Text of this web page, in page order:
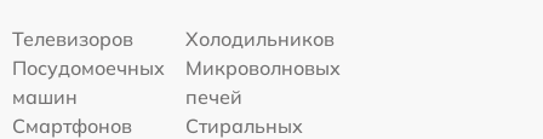
Телевизоров
Холодильников
Посудомоечных
машин
Микроволновых
печей
Смартфонов
Стиральных